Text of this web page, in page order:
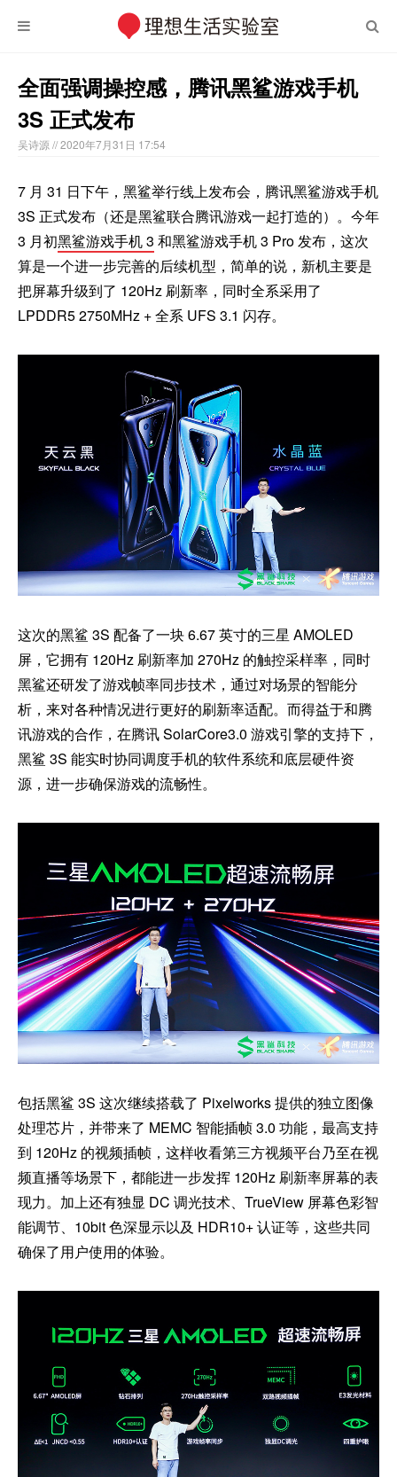
全面强调操控感，腾讯黑鲨游戏手机
3S 正式发布
吴诗源 // 2020年7月31日 17:54
7 月 31 日下午，黑鲨举行线上发布会，腾讯黑鲨游戏手机
3S 正式发布（还是黑鲨联合腾讯游戏一起打造的）。今年
3 月初黑鲨游戏手机 3 和黑鲨游戏手机 3 Pro 发布，这次
算是一个进一步完善的后续机型，简单的说，新机主要是
把屏幕升级到了 120Hz 刷新率，同时全系采用了
LPDDR5 2750MHz + 全系 UFS 3.1 闪存。
这次的黑鲨 3S 配备了一块 6.67 英寸的三星 AMOLED
屏，它拥有 120Hz 刷新率加 270Hz 的触控采样率，同时
黑鲨还研发了游戏帧率同步技术，通过对场景的智能分
析，来对各种情况进行更好的刷新率适配。而得益于和腾
讯游戏的合作，在腾讯 SolarCore3.0 游戏引擎的支持下，
黑鲨 3S 能实时协同调度手机的软件系统和底层硬件资
源，进一步确保游戏的流畅性。
包括黑鲨 3S 这次继续搭载了 Pixelworks 提供的独立图像
处理芯片，并带来了 MEMC 智能插帧 3.0 功能，最高支持
到 120Hz 的视频插帧，这样收看第三方视频平台乃至在视
频直播等场景下，都能进一步发挥 120Hz 刷新率屏幕的表
现力。加上还有独显 DC 调光技术、TrueView 屏幕色彩智
能调节、10bit 色深显示以及 HDR10+ 认证等，这些共同
确保了用户使用的体验。